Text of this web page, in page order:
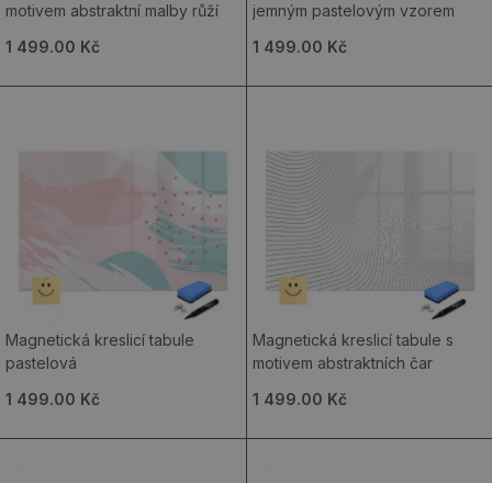
motivem abstraktní malby růží
1 499.00 Kč
jemným pastelovým vzorem
1 499.00 Kč
Magnetická kreslicí tabule
pastelová
1 499.00 Kč
Magnetická kreslicí tabule s
motivem abstraktních čar
1 499.00 Kč